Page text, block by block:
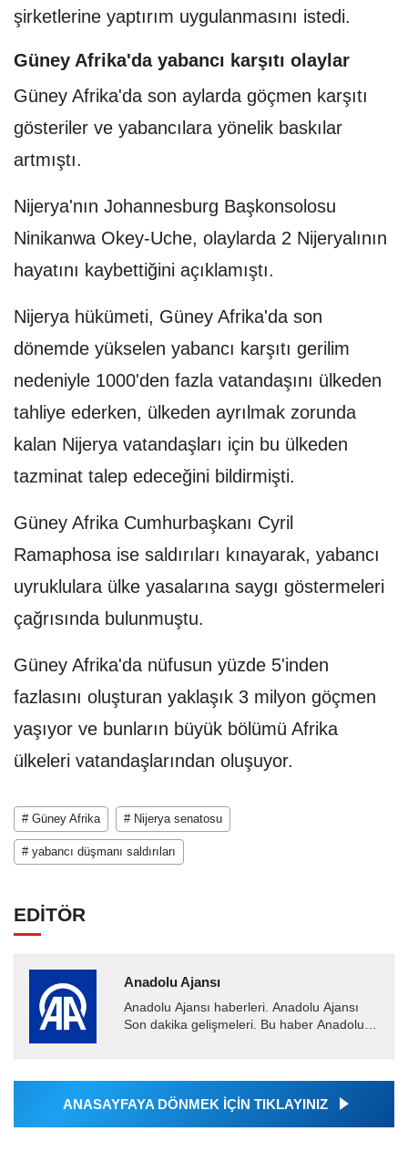
şirketlerine yaptırım uygulanmasını istedi.
Güney Afrika'da yabancı karşıtı olaylar
Güney Afrika'da son aylarda göçmen karşıtı
gösteriler ve yabancılara yönelik baskılar
artmıştı.
Nijerya'nın Johannesburg Başkonsolosu
Ninikanwa Okey-Uche, olaylarda 2 Nijeryalının
hayatını kaybettiğini açıklamıştı.
Nijerya hükümeti, Güney Afrika'da son
dönemde yükselen yabancı karşıtı gerilim
nedeniyle 1000'den fazla vatandaşını ülkeden
tahliye ederken, ülkeden ayrılmak zorunda
kalan Nijerya vatandaşları için bu ülkeden
tazminat talep edeceğini bildirmişti.
Güney Afrika Cumhurbaşkanı Cyril
Ramaphosa ise saldırıları kınayarak, yabancı
uyruklulara ülke yasalarına saygı göstermeleri
çağrısında bulunmuştu.
Güney Afrika'da nüfusun yüzde 5'inden
fazlasını oluşturan yaklaşık 3 milyon göçmen
yaşıyor ve bunların büyük bölümü Afrika
ülkeleri vatandaşlarından oluşuyor.
# Güney Afrika # Nijerya senatosu
# yabancı düşmanı saldırıları
EDİTÖR
Anadolu Ajansı
Anadolu Ajansı haberleri. Anadolu Ajansı
Son dakika gelişmeleri. Bu haber Anadolu
Ajansı tarafından...
ANASAYFAYA DÖNMEK İÇİN TIKLAYINIZ